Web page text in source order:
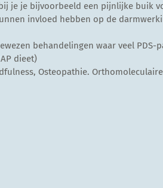
je je bijvoorbeeld een pijnlijke buik
invloed hebben op de
behandelingen waar veel
dieet)
Osteopathie.